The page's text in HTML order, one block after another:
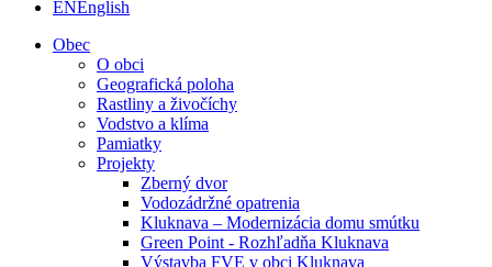
ENEnglish
Obec
O obci
Geografická poloha
Rastliny a živočíchy
Vodstvo a klíma
Pamiatky
Projekty
Zberný dvor
Vodozádržné opatrenia
Kluknava – Modernizácia domu smútku
Green Point - Rozhľadňa Kluknava
Výstavba FVE v obci Kluknava